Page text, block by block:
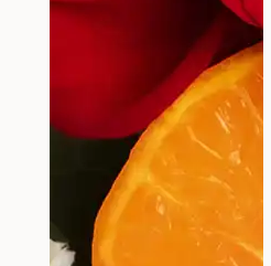
perioda života. Ovaj